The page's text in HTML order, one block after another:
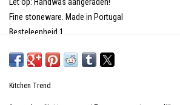
Let op: Handwas aangeraden!
Fine stoneware. Made in Portugal
Besteleenheid 1
Kitchen Trend